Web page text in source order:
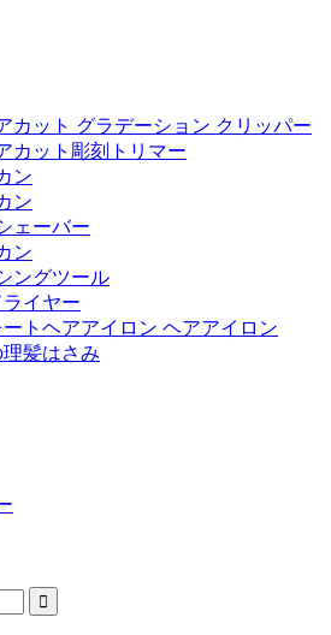
カット グラデーション クリッパー
カット彫刻トリマー
ン
ン
ェーバー
ン
ングツール
イヤー
ートヘアアイロン ヘアアイロン
髪はさみ